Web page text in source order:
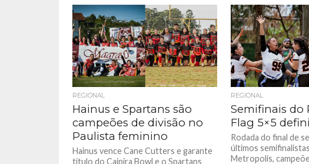
REGIONAL
Hainus e Spartans são
campeões de divisão no
Paulista feminino
Hainus vence Cane Cutters e garante
título do Caipira Bowl e o Spartans
REGIONAL
Semifinais do
Flag 5×5
Rodada do final de
últimos
Metropolis,